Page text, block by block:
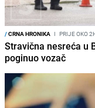
/CRNA HRONIKA I PRIJE OKO
Stravična nesreća u
poginuo vozač